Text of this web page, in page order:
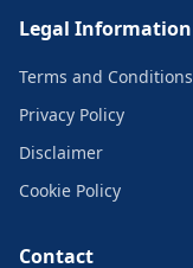
Legal Information
Terms and Conditions
Privacy Policy
Disclaimer
Cookie Policy
Contact